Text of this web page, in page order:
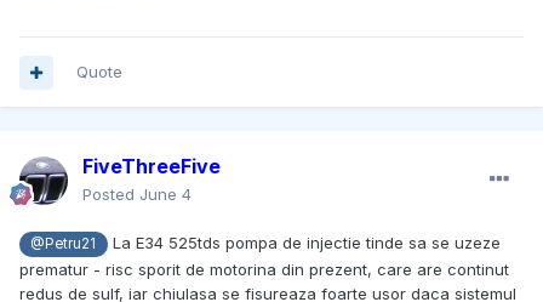
Quote
FiveThreeFive
Posted June 4
@Petru21
La E34 525tds pompa de injectie tinde sa se uzeze
prematur - risc sporit de motorina din prezent, care are continut
redus de sulf, iar chiulasa se fisureaza foarte usor daca sistemul